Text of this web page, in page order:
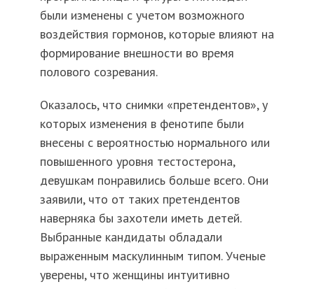
были изменены с учетом возможного
воздействия гормонов, которые влияют на
формирование внешности во время
полового созревания.
Оказалось, что снимки «претендентов», у
которых изменения в фенотипе были
внесены с вероятностью нормального или
повышенного уровня тестостерона,
девушкам понравились больше всего. Они
заявили, что от таких претендентов
наверняка бы захотели иметь детей.
Выбранные кандидаты обладали
выраженным маскулинным типом. Ученые
уверены, что женщины интуитивно